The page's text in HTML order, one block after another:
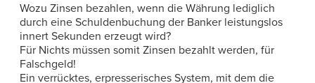
Wozu Zinsen bezahlen, wenn die Währung lediglich
durch eine Schuldenbuchung der Banker leistungslos
innert Sekunden erzeugt wird?
Für Nichts müssen somit Zinsen bezahlt werden, für
Falschgeld!
Ein verrücktes, erpresserisches System, mit dem die